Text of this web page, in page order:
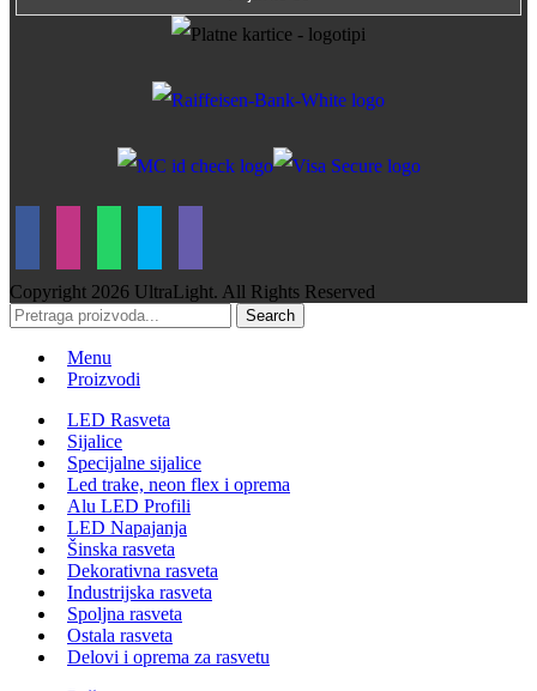
Copyright 2026 UltraLight. All Rights Reserved
Search
Menu
Proizvodi
LED Rasveta
Sijalice
Specijalne sijalice
Led trake, neon flex i oprema
Alu LED Profili
LED Napajanja
Šinska rasveta
Dekorativna rasveta
Industrijska rasveta
Spoljna rasveta
Ostala rasveta
Delovi i oprema za rasvetu